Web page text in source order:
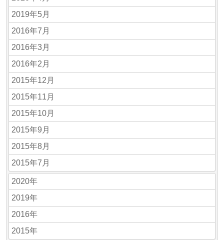
2019年5月
2016年7月
2016年3月
2016年2月
2015年12月
2015年11月
2015年10月
2015年9月
2015年8月
2015年7月
2020年
2019年
2016年
2015年